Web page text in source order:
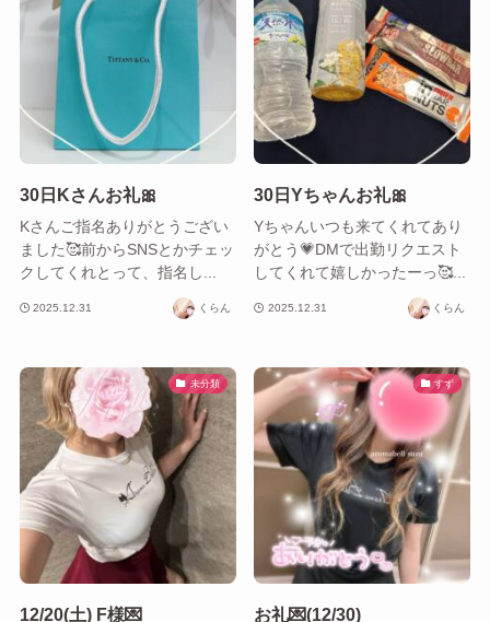
30日Kさんお礼🎀
Kさんご指名ありがとうござい
ました🥰前からSNSとかチェッ
クしてくれとって、指名し...
2025.12.31 くらん
30日Yちゃんお礼🎀
Yちゃんいつも来てくれてあり
がとう💗DMで出勤リクエスト
してくれて嬉しかったーっ🥰...
2025.12.31 くらん
未分類
12/20(土) F様💌
すず
お礼💌(12/30)